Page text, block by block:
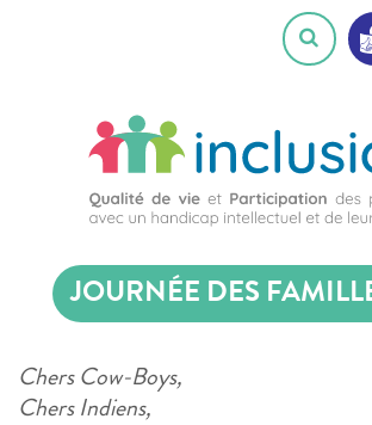
JOURNÉE DES
Chers Cow-Boys,
Chers Indiens,